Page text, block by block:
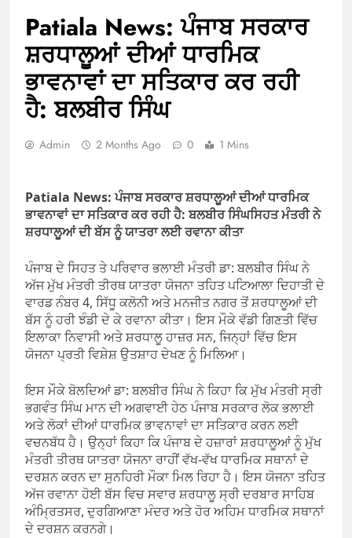
Patiala News: ਪੰਜਾਬ ਸਰਕਾਰ
ਸ਼ਰਧਾਲੂਆਂ ਦੀਆਂ ਧਾਰਮਿਕ
ਭਾਵਨਾਵਾਂ ਦਾ ਸਤਿਕਾਰ ਕਰ ਰਹੀ
ਹੈ: ਬਲਬੀਰ ਸਿੰਘ
Admin 2 Months Ago 0 1 Mins
Patiala News: ਪੰਜਾਬ ਸਰਕਾਰ ਸ਼ਰਧਾਲੂਆਂ ਦੀਆਂ ਧਾਰਮਿਕ
ਭਾਵਨਾਵਾਂ ਦਾ ਸਤਿਕਾਰ ਕਰ ਰਹੀ ਹੈ: ਬਲਬੀਰ ਸਿੰਘਸਿਹਤ ਮੰਤਰੀ ਨੇ
ਸ਼ਰਧਾਲੂਆਂ ਦੀ ਬੱਸ ਨੂੰ ਯਾਤਰਾ ਲਈ ਰਵਾਨਾ ਕੀਤਾ
ਪੰਜਾਬ ਦੇ ਸਿਹਤ ਤੇ ਪਰਿਵਾਰ ਭਲਾਈ ਮੰਤਰੀ ਡਾ: ਬਲਬੀਰ ਸਿੰਘ ਨੇ
ਅੱਜ ਮੁੱਖ ਮੰਤਰੀ ਤੀਰਥ ਯਾਤਰਾ ਯੋਜਨਾ ਤਹਿਤ ਪਟਿਆਲਾ ਦਿਹਾਤੀ ਦੇ
ਵਾਰਡ ਨੰਬਰ 4, ਸਿੱਧੂ ਕਲੋਨੀ ਅਤੇ ਮਨਜੀਤ ਨਗਰ ਤੋਂ ਸ਼ਰਧਾਲੂਆਂ ਦੀ
ਬੱਸ ਨੂੰ ਹਰੀ ਝੰਡੀ ਦੇ ਕੇ ਰਵਾਨਾ ਕੀਤਾ। ਇਸ ਮੌਕੇ ਵੱਡੀ ਗਿਣਤੀ ਵਿੱਚ
ਇਲਾਕਾ ਨਿਵਾਸੀ ਅਤੇ ਸ਼ਰਧਾਲੂ ਹਾਜ਼ਰ ਸਨ, ਜਿਨ੍ਹਾਂ ਵਿੱਚ ਇਸ
ਯੋਜਨਾ ਪ੍ਰਤੀ ਵਿਸ਼ੇਸ਼ ਉਤਸ਼ਾਹ ਦੇਖਣ ਨੂੰ ਮਿਲਿਆ।
ਇਸ ਮੌਕੇ ਬੋਲਦਿਆਂ ਡਾ: ਬਲਬੀਰ ਸਿੰਘ ਨੇ ਕਿਹਾ ਕਿ ਮੁੱਖ ਮੰਤਰੀ ਸ੍ਰੀ
ਭਗਵੰਤ ਸਿੰਘ ਮਾਨ ਦੀ ਅਗਵਾਈ ਹੇਠ ਪੰਜਾਬ ਸਰਕਾਰ ਲੋਕ ਭਲਾਈ
ਅਤੇ ਲੋਕਾਂ ਦੀਆਂ ਧਾਰਮਿਕ ਭਾਵਨਾਵਾਂ ਦਾ ਸਤਿਕਾਰ ਕਰਨ ਲਈ
ਵਚਨਬੱਧ ਹੈ। ਉਨ੍ਹਾਂ ਕਿਹਾ ਕਿ ਪੰਜਾਬ ਦੇ ਹਜ਼ਾਰਾਂ ਸ਼ਰਧਾਲੂਆਂ ਨੂੰ ਮੁੱਖ
ਮੰਤਰੀ ਤੀਰਥ ਯਾਤਰਾ ਯੋਜਨਾ ਰਾਹੀਂ ਵੱਖ-ਵੱਖ ਧਾਰਮਿਕ ਸਥਾਨਾਂ ਦੇ
ਦਰਸ਼ਨ ਕਰਨ ਦਾ ਸੁਨਹਿਰੀ ਮੌਕਾ ਮਿਲ ਰਿਹਾ ਹੈ। ਇਸ ਯੋਜਨਾ ਤਹਿਤ
ਅੱਜ ਰਵਾਨਾ ਹੋਈ ਬੱਸ ਵਿਚ ਸਵਾਰ ਸ਼ਰਧਾਲੂ ਸ੍ਰੀ ਦਰਬਾਰ ਸਾਹਿਬ
ਅੰਮ੍ਰਿਤਸਰ, ਦੁਰਗਿਆਣਾ ਮੰਦਰ ਅਤੇ ਹੋਰ ਅਹਿਮ ਧਾਰਮਿਕ ਸਥਾਨਾਂ
ਦੇ ਦਰਸ਼ਨ ਕਰਨਗੇ।